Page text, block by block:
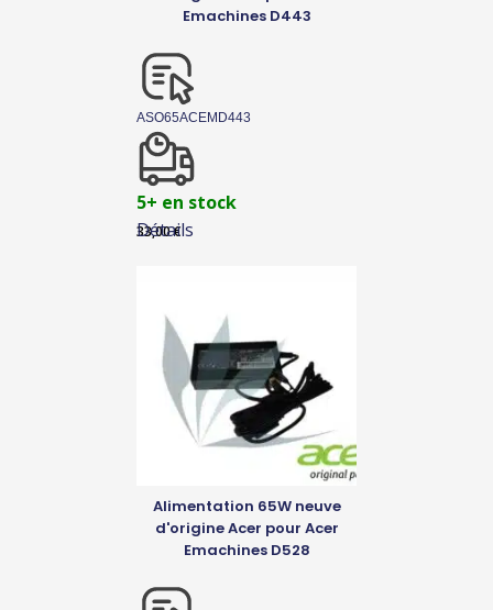
Détails
Emachines D443
ASO65ACEMD443
5+ en stock
33,00€
Alimentation 65W neuve
d'origine Acer pour Acer
Emachines D528